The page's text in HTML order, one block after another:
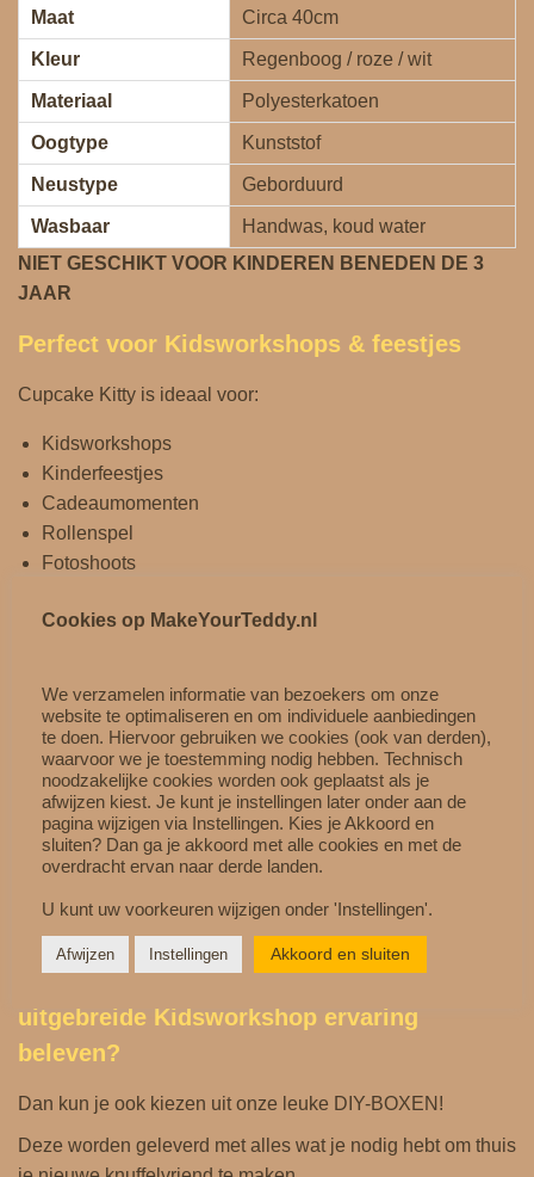
Maat Circa 40cm
Kleur Regenboog / roze / wit
Materiaal Polyesterkatoen
Oogtype Kunststof
Neustype Geborduurd
Wasbaar
Handwas, koud water
NIET GESCHIKT VOOR KINDEREN BENEDEN DE 3
JAAR
Perfect voor Kidsworkshops & feestjes
Cupcake Kitty is ideaal voor:
Kidsworkshops
Kinderfeestjes
Cadeaumomenten
Rollenspel
Fotoshoots
Kinderen beleven nóg meer plezier wanneer ze hun eigen
Combineer met andere accessoires
Maak de look persoonlijk met:
Knuffelschoenen
Jurkjes & outfits
Knuffel‑T‑shirts
Wil je een
uitgebreide Kidsworkshop ervaring
beleven?
Dan kun je ook kiezen uit onze leuke DIY-BOXEN !
Deze worden geleverd met alles wat je nodig hebt om thuis
Cookies op MakeYourTeddy.nl
We verzamelen informatie van bezoekers om onze
website te optimaliseren en om individuele aanbiedingen
te doen. Hiervoor gebruiken we cookies (ook van derden),
waarvoor we je toestemming nodig hebben. Technisch
noodzakelijke cookies worden ook geplaatst als je
afwijzen kiest. Je kunt je instellingen later onder aan de
pagina wijzigen via Instellingen. Kies je Akkoord en
sluiten? Dan ga je akkoord met alle cookies en met de
overdracht ervan naar derde landen.
U kunt uw voorkeuren wijzigen onder 'Instellingen'.
Afwijzen Instellingen Akkoord en sluiten